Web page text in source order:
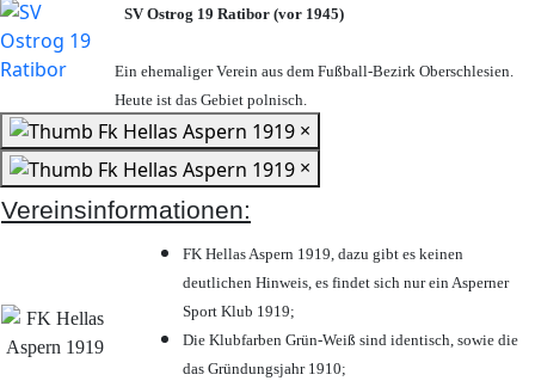
SV Ostrog 19 Ratibor (vor 1945)
Ein ehemaliger Verein aus dem Fußball-Bezirk Oberschlesien.
Heute ist das Gebiet polnisch.
×
×
Vereinsinformationen:
FK Hellas Aspern 1919, dazu gibt es keinen
deutlichen Hinweis, es findet sich nur ein Asperner
Sport Klub 1919;
Die Klubfarben Grün-Weiß sind identisch, sowie die
das Gründungsjahr 1910;